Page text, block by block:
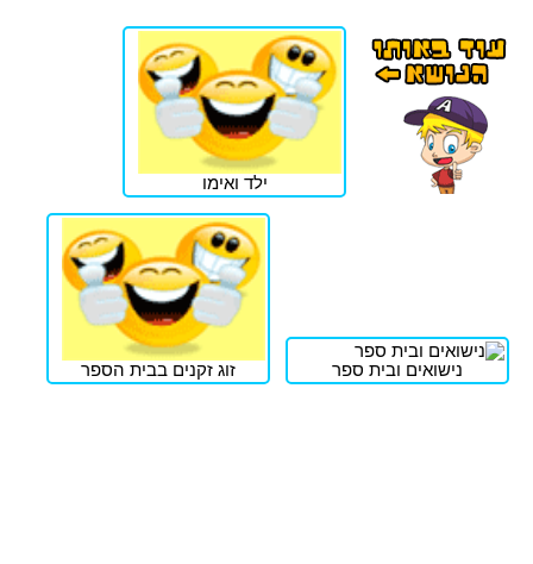
ילד ואימו
נישואים ובית ספר זוג זקנים בבית הספר